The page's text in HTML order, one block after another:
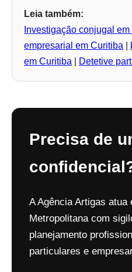
Leia também:
Investigação conjugal
empresarial em Curitiba
em Curitiba
Detetive
Precisa de
A Agência Artigas atua
Metropolitana com
planejamento
particulares e